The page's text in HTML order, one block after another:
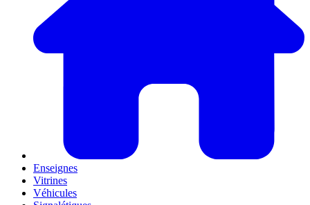
Enseignes
Vitrines
Véhicules